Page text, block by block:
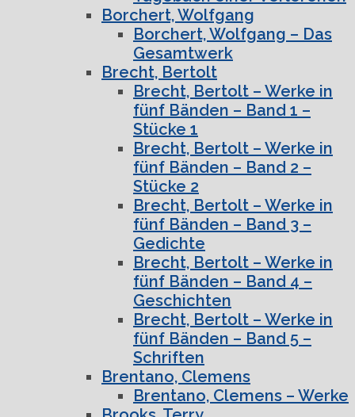
Borchert, Wolfgang
Borchert, Wolfgang – Das
Gesamtwerk
Brecht, Bertolt
Brecht, Bertolt – Werke in
fünf Bänden – Band 1 –
Stücke 1
Brecht, Bertolt – Werke in
fünf Bänden – Band 2 –
Stücke 2
Brecht, Bertolt – Werke in
fünf Bänden – Band 3 –
Gedichte
Brecht, Bertolt – Werke in
fünf Bänden – Band 4 –
Geschichten
Brecht, Bertolt – Werke in
fünf Bänden – Band 5 –
Schriften
Brentano, Clemens
Brentano, Clemens – Werke